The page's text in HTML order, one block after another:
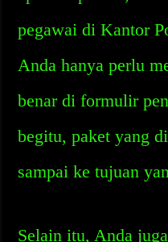
pegawai di Kantor
Anda hanya perlu
benar di formulir
begitu, paket yang
sampai ke tujuan
Selain itu, Anda